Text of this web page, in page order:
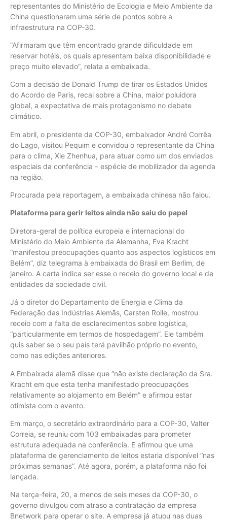
representantes do Ministério de Ecologia e Meio Ambiente da
China questionaram uma série de pontos sobre a
infraestrutura na COP-30.
“Afirmaram que têm encontrado grande dificuldade em
reservar hotéis, os quais apresentam baixa disponibilidade e
preço muito elevado”, relata a embaixada.
Com a decisão de Donald Trump de tirar os Estados Unidos
do Acordo de Paris, recai sobre a China, maior poluidora
global, a expectativa de mais protagonismo no debate
climático.
Em abril, o presidente da COP-30, embaixador André Corrêa
do Lago, visitou Pequim e convidou o representante da China
para o clima, Xie Zhenhua, para atuar como um dos enviados
especiais da conferência – espécie de mobilizador da agenda
na região.
Procurada pela reportagem, a embaixada chinesa não falou.
Plataforma para gerir leitos ainda não saiu do papel
Diretora-geral de política europeia e internacional do
Ministério do Meio Ambiente da Alemanha, Eva Kracht
“manifestou preocupações quanto aos aspectos logísticos em
Belém”, diz telegrama à embaixada do Brasil em Berlim, de
janeiro. A carta indica ser esse o receio do governo local e de
entidades da sociedade civil.
Já o diretor do Departamento de Energia e Clima da
Federação das Indústrias Alemãs, Carsten Rolle, mostrou
receio com a falta de esclarecimentos sobre logística,
“particularmente em termos de hospedagem”. Ele também
quis saber se o seu país terá pavilhão próprio no evento,
como nas edições anteriores.
A Embaixada alemã disse que “não existe declaração da Sra.
Kracht em que esta tenha manifestado preocupações
relativamente ao alojamento em Belém” e afirmou estar
otimista com o evento.
Em março, o secretário extraordinário para a COP-30, Valter
Correia, se reuniu com 103 embaixadas para prometer
estrutura adequada na conferência. E afirmou que uma
plataforma de gerenciamento de leitos estaria disponível “nas
próximas semanas”. Até agora, porém, a plataforma não foi
lançada.
Na terça-feira, 20, a menos de seis meses da COP-30, o
governo divulgou com atraso a contratação da empresa
Bnetwork para operar o site. A empresa já atuou nas duas